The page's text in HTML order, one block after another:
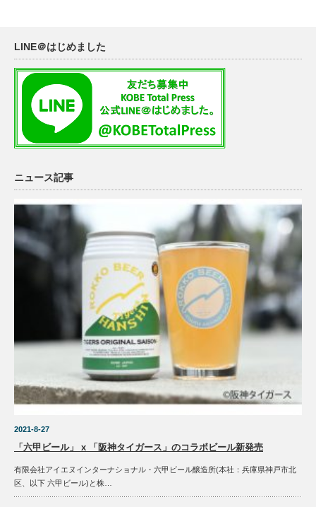
LINE＠はじめました
ニュース記事
2021-8-27
「六甲ビール」 x 「阪神タイガース」のコラボビール新発売
有限会社アイエヌインターナショナル・六甲ビール醸造所(本社：兵庫県神戸市北
区、以下 六甲ビール)と株…